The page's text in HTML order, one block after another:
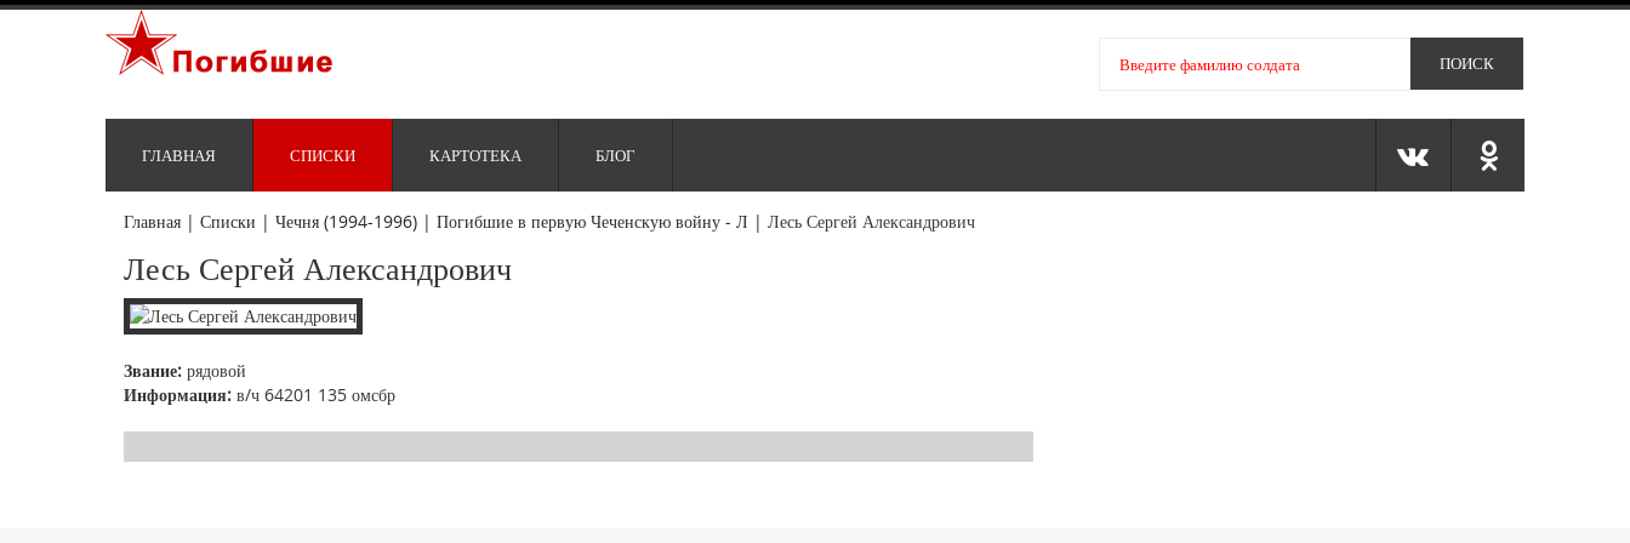
ГЛАВНАЯ СПИСКИ КАРТОТЕКА БЛОГ
Главная | Списки | Чечня (1994-1996) | Погибшие в первую Чеченскую войну - Л | Лесь Сергей Александрович
Лесь Сергей Александрович
Звание: рядовой
Информация: в/ч 64201 135 омсбр